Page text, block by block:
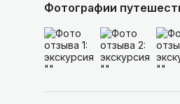
Фотографии